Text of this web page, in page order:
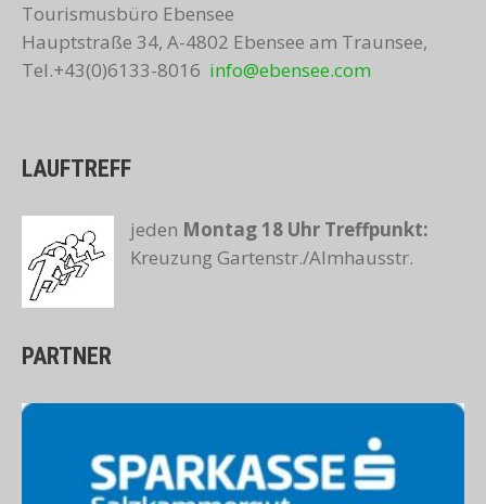
Tourismusbüro Ebensee
Hauptstraße 34, A-4802 Ebensee am Traunsee,
Tel.+43(0)6133-8016 info@ebensee.com
LAUFTREFF
jeden Montag 18 Uhr Treffpunkt:
Kreuzung Gartenstr./Almhausstr.
PARTNER